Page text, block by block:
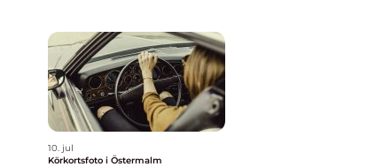
10. jul
Körkortsfoto i Östermalm